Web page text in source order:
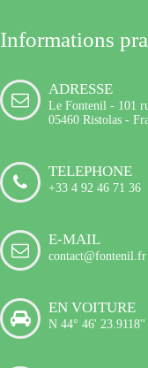
Informations
ADRESSE
Le Fontenil - 101
05460 Ristolas -
TELEPHONE
+33 4 92 46 71 36
E-MAIL
contact@fontenil.fr
EN VOITURE
N 44° 46'